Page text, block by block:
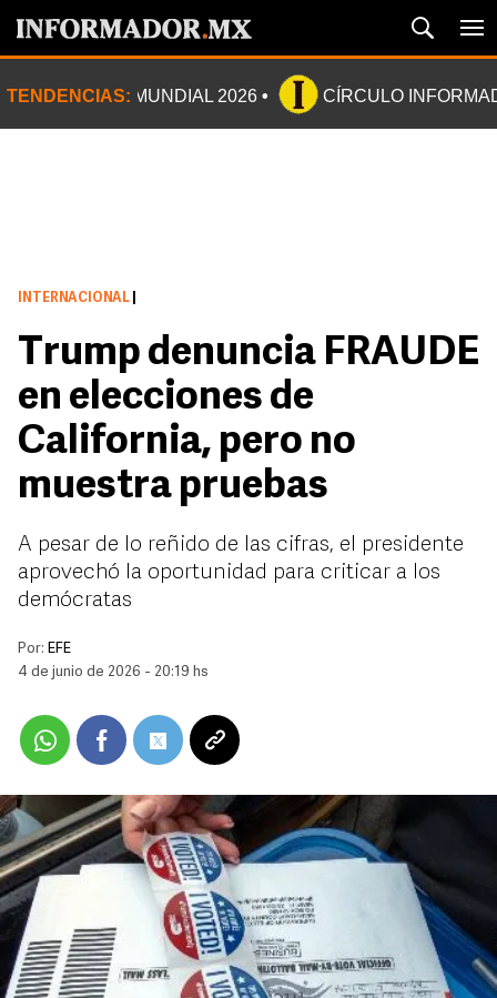
TENDENCIAS: MUNDIAL 2026 CÍRCULO
INTERNACIONAL
Trump denuncia FRAUDE
en elecciones de
California, pero no
muestra pruebas
A pesar de lo reñido de las cifras, el presidente
aprovechó la oportunidad para criticar a los
demócratas
Por: EFE
4 de junio de 2026 - 20:19 hs